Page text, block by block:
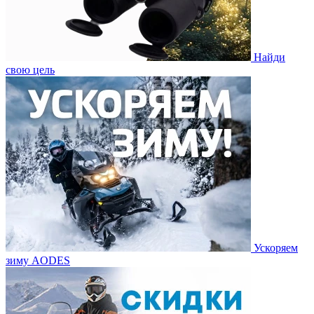
Найди
свою цель
Ускоряем
зиму AODES